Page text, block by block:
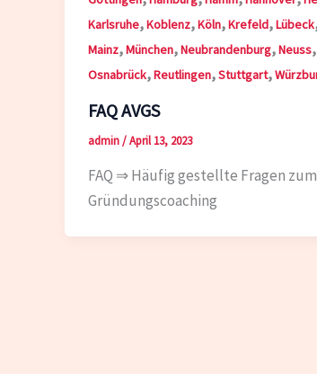
Karlsruhe,Koblenz,Köln,Krefeld,Lübeck
Mainz,München,Neubrandenburg,Neuss,
Osnabrück,Reutlingen,Stuttgart,
FAQ AVGS
admin/April 13, 2023
FAQ ⇒ Häufig gestellte Fragen zum
Gründungscoaching